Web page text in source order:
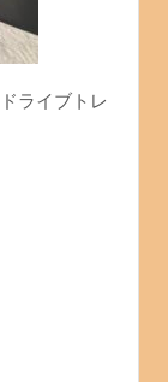
ライブトレ